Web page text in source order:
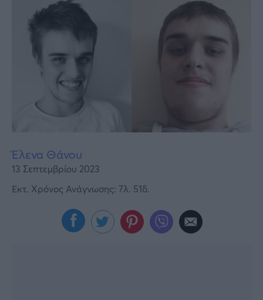
Αθλητικά
Υγεία
Γυναίκα
Καιρός
Έλενα Θάνου
13 Σεπτεμβρίου 2023
Εκτ. Χρόνος Ανάγνωσης: 7λ. 51δ.